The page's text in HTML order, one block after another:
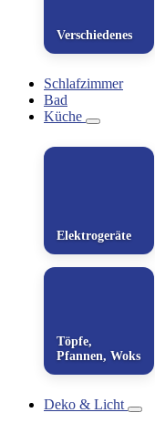
Verschiedenes
Schlafzimmer
Bad
Küche
Elektrogeräte
Töpfe,
Pfannen, Woks
Deko & Licht